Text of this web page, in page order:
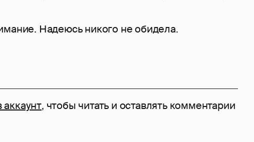
Надеюсь никого не обидела.
, чтобы читать и оставлять комментарии